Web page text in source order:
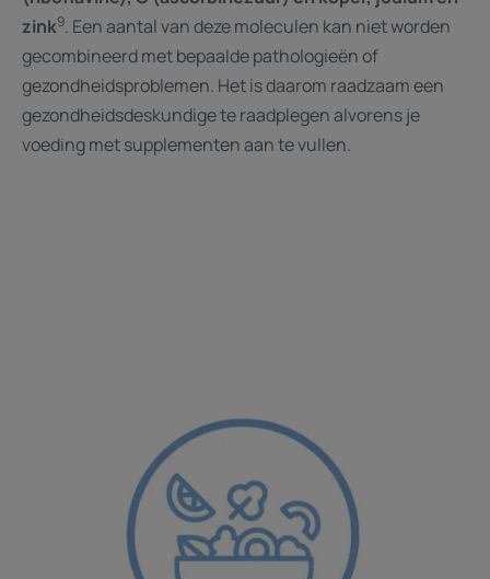
zink9. Een aantal van deze moleculen kan niet worden
gecombineerd met bepaalde pathologieën of
gezondheidsproblemen. Het is daarom raadzaam een
gezondheidsdeskundige te raadplegen alvorens je
voeding met supplementen aan te vullen.